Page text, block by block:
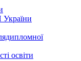
України
освіти